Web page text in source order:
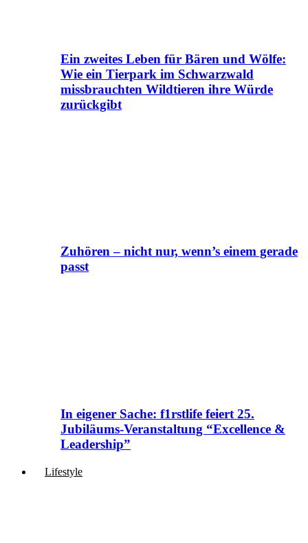
Ein zweites Leben für Bären und Wölfe:
Wie ein Tierpark im Schwarzwald
missbrauchten Wildtieren ihre Würde
zurückgibt
Zuhören – nicht nur, wenn’s einem gerade
passt
In eigener Sache: f1rstlife feiert 25.
Jubiläums-Veranstaltung “Excellence &
Leadership”
Lifestyle